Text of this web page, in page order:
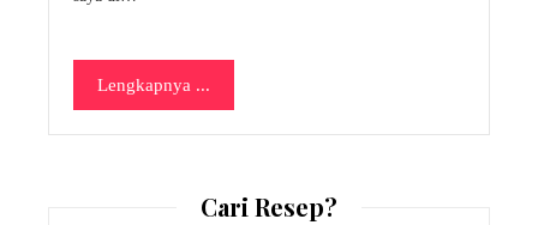
Lengkapnya ...
Cari Resep?